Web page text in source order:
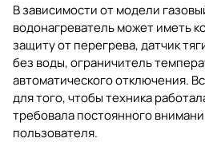
В зависимости от модели
водонагреватель может иметь
защиту от перегрева, датчик
без воды, ограничитель
автоматического отключения.
для того, чтобы техника
требовала постоянного
пользователя.